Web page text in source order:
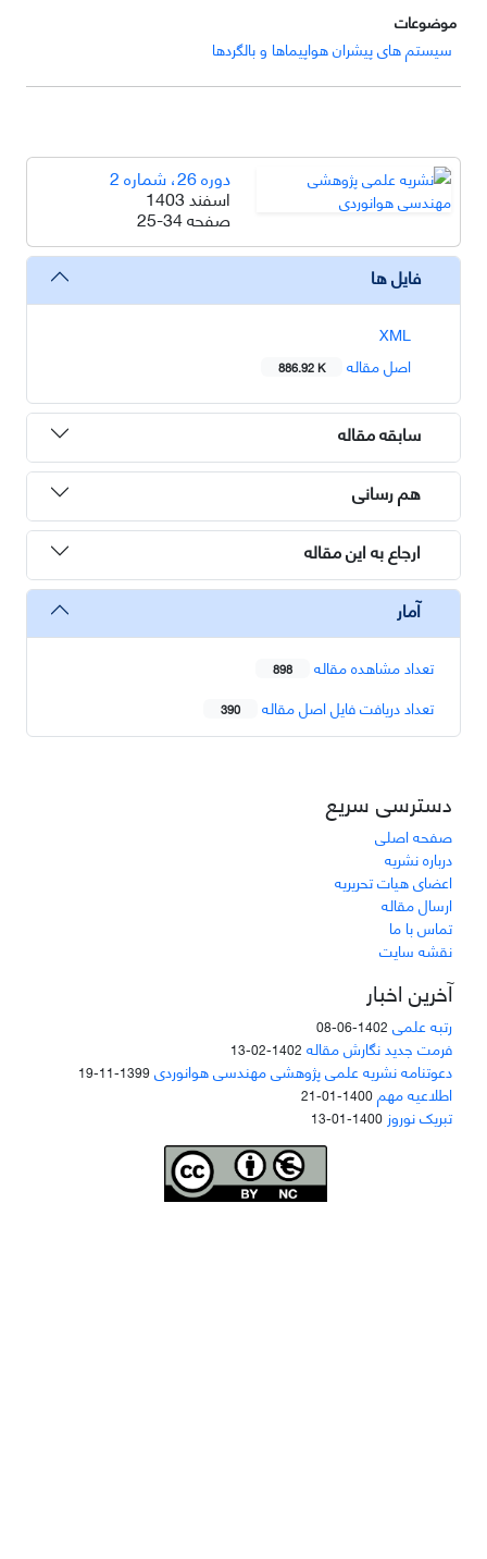
موضوعات
سیستم های پیشران هواپیماها و بالگردها
دوره 26، شماره 2
اسفند 1403
صفحه25-34
فایل ها
XML
اصل مقاله
886.92 K
سابقه مقاله
هم رسانی
ارجاع به این مقاله
آمار
تعداد مشاهده مقاله 898
تعداد دریافت فایل اصل مقاله 390
دسترسی سریع
صفحه اصلی
درباره نشریه
اعضای هیات تحریریه
ارسال مقاله
تماس با ما
نقشه سایت
آخرین اخبار
رتبه علمی 1402-06-08
فرمت جدید نگارش مقاله 1402-02-13
دعوتنامه نشریه علمی پژوهشی مهندسی هوانوردی1399-11-19
اطلاعیه مهم1400-01-21
تبریک نوروز 1400-01-13